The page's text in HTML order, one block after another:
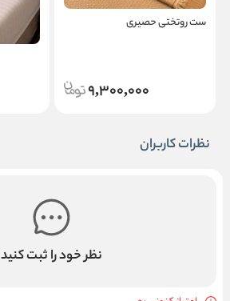
ست روتختی حصیری
9,300,000
ملحفه 3 تکه هتلی
نظرات کاربران
نظر خود را ثبت کنید